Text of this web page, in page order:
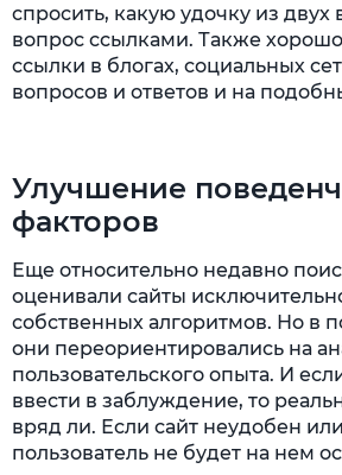
спросить, какую удочку из двух
вопрос ссылками. Также
ссылки в блогах, социальных
вопросов и ответов и на
Улучшение
факторов
Еще относительно недавно
оценивали сайты
собственных алгоритмов. Но в
они переориентировались на
пользовательского опыта. И
ввести в заблуждение, то
вряд ли. Если сайт неудобен
пользователь не будет на нем